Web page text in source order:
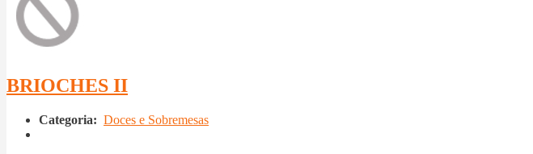
BRIOCHES II
Categoria: Doces e Sobremesas